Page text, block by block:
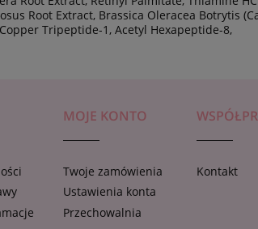
Root Extract, Brassica Oleracea Botrytis
Tripeptide-1, Acetyl Hexapeptide-8,
MOJE KONTO
Twoje zamówienia
Ustawienia konta
Przechowalnia
Kontakt